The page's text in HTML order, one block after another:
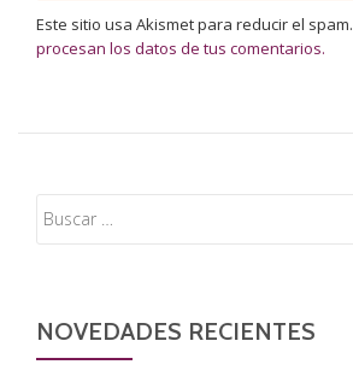
Este sitio usa Akismet para reducir el spam.
procesan los datos de tus comentarios.
NOVEDADES RECIENTES